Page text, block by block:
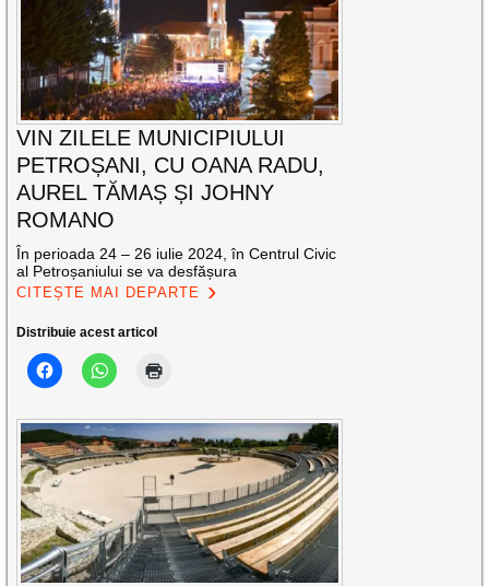
VIN ZILELE MUNICIPIULUI
PETROȘANI, CU OANA RADU,
AUREL TĂMAȘ ȘI JOHNY
ROMANO
În perioada 24 – 26 iulie 2024, în Centrul Civic
al Petroșaniului se va desfășura
CITEȘTE MAI DEPARTE
Distribuie acest articol